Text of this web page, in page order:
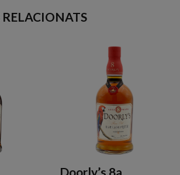
RELACIONATS
Doorly’s 8a